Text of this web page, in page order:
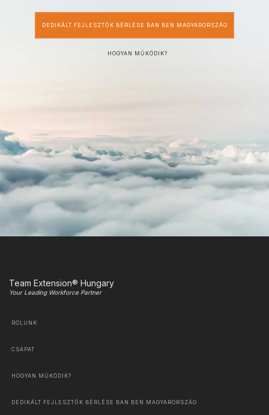
DEDIKÁLT FEJLESZTŐK BÉRLÉSE BAN BEN MAGYARORSZÁG
HOGYAN MŰKÖDIK?
Team Extension® Hungary
Your Leading Workforce Partner
RÓLUNK
CSAPAT
HOGYAN MŰKÖDIK?
DEDIKÁLT FEJLESZTŐK BÉRLÉSE BAN BEN MAGYARORSZÁG